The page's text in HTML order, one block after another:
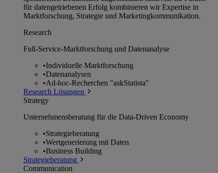
für datengetriebenen Erfolg kombinieren wir Expertise in
Marktforschung, Strategie und Marketingkommunikation.
Research
Full-Service-Marktforschung und Datenanalyse
•Individuelle Marktforschung
•Datenanalysen
•Ad-hoc-Recherchen "askStatista"
Research Lösungen
Strategy
Unternehmens­beratung für die Data-Driven Economy
•Strategieberatung
•Wertgenerierung mit Daten
•Business Building
Strategieberatung
Communication